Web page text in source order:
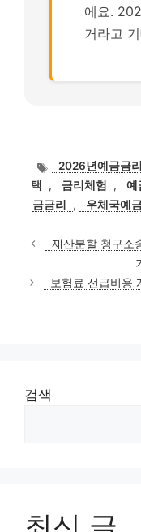
에요.
거라고
태2026년예금금리
택
, 금리체험 , 예
금금리
, 우체국예
재산분할 청구소
보험료 선급비용
검색